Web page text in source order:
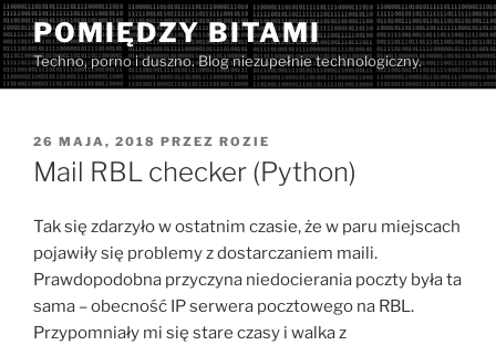
Przejdź
do
treści
POMIĘDZY BITAMI
Techno, porno i duszno. Blog niezupełnie technologiczny.
OPUBLIKOWANE
W
26 MAJA, 2018 PRZEZ ROZIE
Mail RBL checker (Python)
Tak się zdarzyło w ostatnim czasie, że w paru miejscach
pojawiły się problemy z dostarczaniem maili.
Prawdopodobna przyczyna niedocierania poczty była ta
sama – obecność IP serwera pocztowego na RBL.
Przypomniały mi się stare czasy i walka z